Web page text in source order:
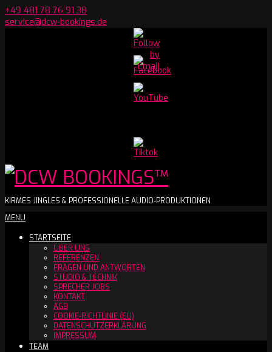
Skip
to
+49 481 78 76 91 38
service@dcw-bookings.de
Youtube
Channel
DCW
BOOKINGS™
KIRMES JINGLES & PROFESSIONELLE AUDIO-PRODUKTIONEN
Secondary
Menu
MENU
STARTSEITE
ÜBER UNS
REFERENZEN
FRAGEN UND ANTWORTEN
STUDIO & TECHNIK
SPRECHER JOBS
KONTAKT
AGB
COOKIE-RICHTLINIE (EU)
DATENSCHUTZERKLÄRUNG
IMPRESSUM
TEAM